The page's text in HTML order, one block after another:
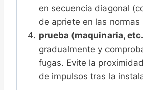
en secuencia diagonal
de apriete en las normas
prueba (maquinaria,
gradualmente y
fugas. Evite la
de impulsos tras la